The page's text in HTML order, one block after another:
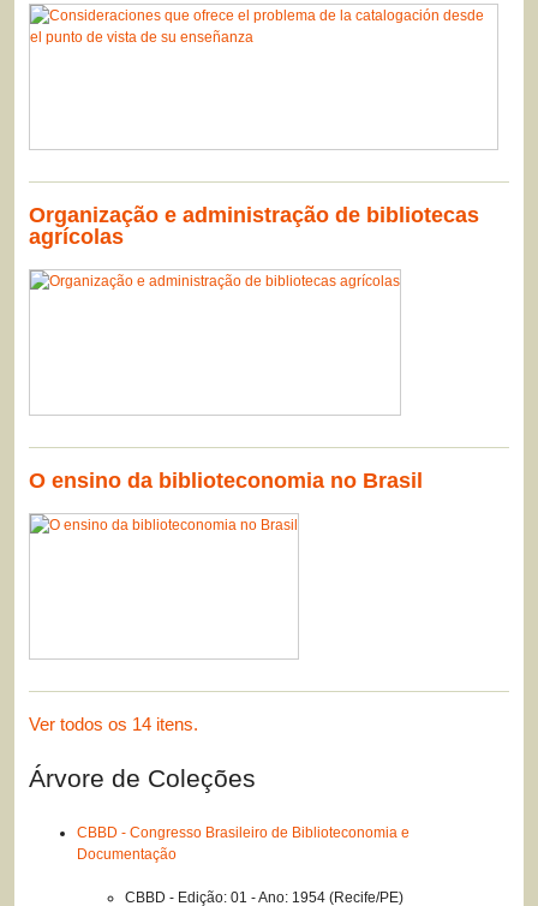
Organização e administração de bibliotecas
agrícolas
O ensino da biblioteconomia no Brasil
Ver todos os 14 itens.
Árvore de Coleções
CBBD - Congresso Brasileiro de Biblioteconomia e
Documentação
CBBD - Edição: 01 - Ano: 1954 (Recife/PE)